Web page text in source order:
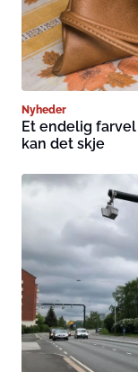
Nyheder
Et endelig
kan det skje